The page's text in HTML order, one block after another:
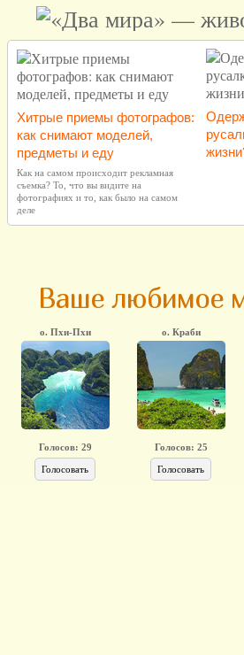
Хитрые приемы фотографов:
как снимают моделей,
предметы и еду
Как на самом происходит рекламная
съемка? То, что вы видите на
фотографиях и то, как было на самом
деле
Ваше любимое
о. Пхи-Пхи о. Краби
Голосов: 29
Голосовать
Голосов: 25
Голосовать